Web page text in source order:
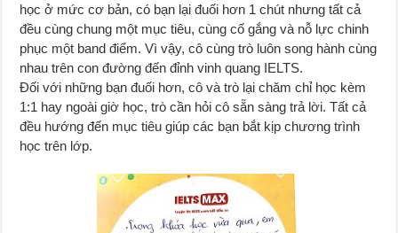
học ở mức cơ bản, có bạn lại đuối hơn 1 chút nhưng tất cả
đều cùng chung một mục tiêu, cùng cố gắng và nỗ lực chinh
phục một band điểm. Vì vậy, cô cùng trò luôn song hành cùng
nhau trên con đường đến đỉnh vinh quang IELTS.
Đối với những bạn đuối hơn, cô và trò lại chăm chỉ học kèm
1:1 hay ngoài giờ học, trò cần hỏi cô sẵn sàng trả lời. Tất cả
đều hướng đến mục tiêu giúp các bạn bắt kịp chương trình
học trên lớp.